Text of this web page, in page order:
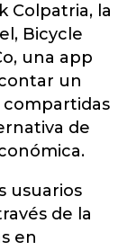
Colpatria, la
Bicycle
una app
un
compartidas
de
usuarios
de la
en